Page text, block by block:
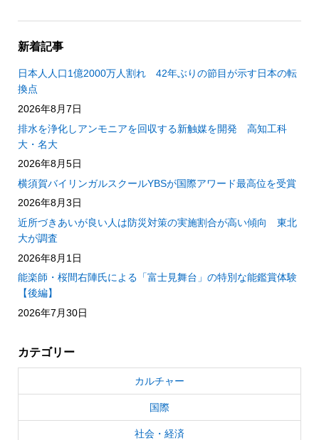
新着記事
日本人人口1億2000万人割れ 42年ぶりの節目が示す日本の転
換点
2026年8月7日
排水を浄化しアンモニアを回収する新触媒を開発 高知工科
大・名大
2026年8月5日
横須賀バイリンガルスクールYBSが国際アワード最高位を受賞
2026年8月3日
近所づきあいが良い人は防災対策の実施割合が高い傾向 東北
大が調査
2026年8月1日
能楽師・桜間右陣氏による「富士見舞台」の特別な能鑑賞体験
【後編】
2026年7月30日
カテゴリー
カルチャー
国際
社会・経済